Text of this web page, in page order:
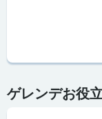
ゲレンデお役